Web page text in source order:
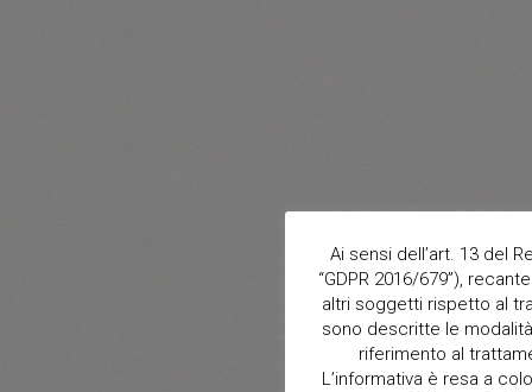
Ai sensi dell’art. 13 del
“GDPR 2016/679”),
altri soggetti rispetto al
sono descritte le
riferimento al
L’informativa è resa a